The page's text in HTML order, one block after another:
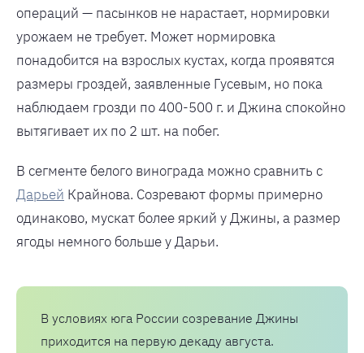
операций — пасынков не нарастает, нормировки
урожаем не требует. Может нормировка
понадобится на взрослых кустах, когда проявятся
размеры гроздей, заявленные Гусевым, но пока
наблюдаем грозди по 400-500 г. и Джина спокойно
вытягивает их по 2 шт. на побег.
В сегменте белого винограда можно сравнить с
Дарьей Крайнова. Созревают формы примерно
одинаково, мускат более яркий у Джины, а размер
ягоды немного больше у Дарьи.
В условиях юга России созревание Джины
приходится на первую декаду августа.